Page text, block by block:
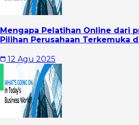
Mengapa Pelatihan Online dari
Pilihan Perusahaan Terkemuka
12 Agu 2025